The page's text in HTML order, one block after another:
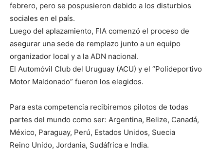
febrero, pero se pospusieron debido a los disturbios
sociales en el país.
Luego del aplazamiento, FIA comenzó el proceso de
asegurar una sede de remplazo junto a un equipo
organizador local y a la ADN nacional.
El Automóvil Club del Uruguay (ACU) y el “Polideportivo
Motor Maldonado” fueron los elegidos.
Para esta competencia recibiremos pilotos de todas
partes del mundo como ser: Argentina, Belize, Canadá,
México, Paraguay, Perú, Estados Unidos, Suecia
Reino Unido, Jordania, Sudáfrica e India.